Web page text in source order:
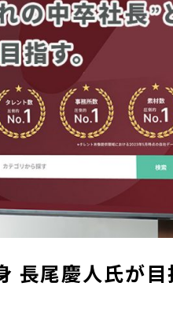
長尾慶人氏が